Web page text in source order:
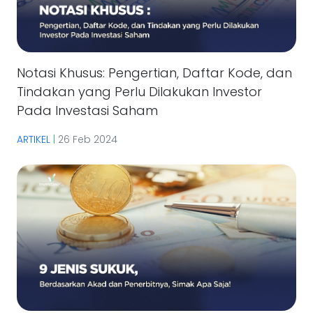
Notasi Khusus: Pengertian, Daftar Kode, dan
Tindakan yang Perlu Dilakukan Investor
Pada Investasi Saham
ARTIKEL | 26 Feb 2024